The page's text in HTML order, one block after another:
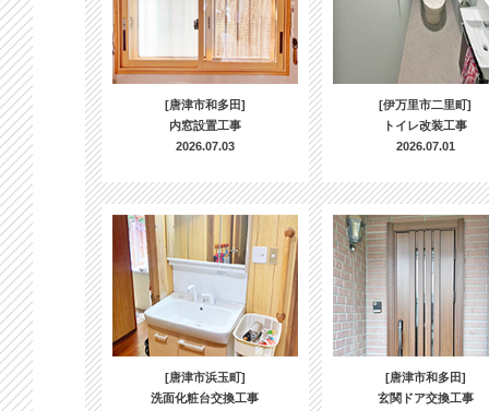
[唐津市和多田]
内窓設置工事
2026.07.03
[伊万里市二里町]
トイレ改装工事
2026.07.01
[唐津市浜玉町]
洗面化粧台交換工事
[唐津市和多田]
玄関ドア交換工事